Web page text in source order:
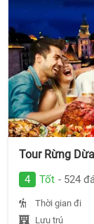
Tour Rừng
4 Tốt - 524
Thời gian đi
Lưu trú